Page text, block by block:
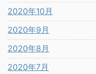
2020年10月
2020年9月
2020年8月
2020年7月